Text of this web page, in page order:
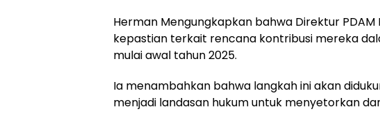
Herman Mengungkapkan bahwa Direktur
kepastian terkait rencana kontribusi mereka
mulai awal tahun 2025.
Ia menambahkan bahwa langkah ini akan
menjadi landasan hukum untuk menyetorkan